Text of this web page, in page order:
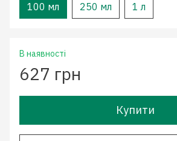
100 мл 250 мл 1 л
В наявності
627 грн
Купити